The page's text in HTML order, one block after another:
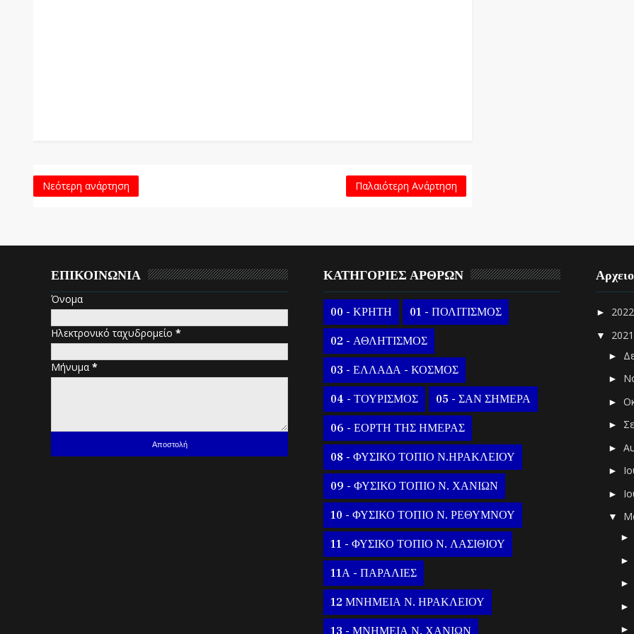
Νεότερη ανάρτηση Παλαιότερη Ανάρτηση
ΕΠΙΚΟΙΝΩΝΙΑ
Όνομα
Ηλεκτρονικό ταχυδρομείο *
Μήνυμα *
ΚΑΤΗΓΟΡΙΕΣ ΑΡΘΡΩΝ
00 - ΚΡΗΤΗ 01 - ΠΟΛΙΤΙΣΜΟΣ
02 - ΑΘΛΗΤΙΣΜΟΣ
03 - ΕΛΛΑΔΑ - ΚΟΣΜΟΣ
04 - ΤΟΥΡΙΣΜΟΣ 05 - ΣΑΝ ΣΗΜΕΡΑ
06 - ΕΟΡΤΗ ΤΗΣ ΗΜΕΡΑΣ
08 - ΦΥΣΙΚΟ ΤΟΠΙΟ Ν.ΗΡΑΚΛΕΙΟΥ
09 - ΦΥΣΙΚΟ ΤΟΠΙΟ Ν. ΧΑΝΙΩΝ
10 - ΦΥΣΙΚΟ ΤΟΠΙΟ Ν. ΡΕΘΥΜΝΟΥ
11 - ΦΥΣΙΚΟ ΤΟΠΙΟ Ν. ΛΑΣΙΘΙΟΥ
11Α - ΠΑΡΑΛΙΕΣ
12 ΜΝΗΜΕΙΑ Ν. ΗΡΑΚΛΕΙΟΥ
13 - ΜΝΗΜΕΙΑ Ν. ΧΑΝΙΩΝ
► 2022
▼ 2021
►
►
►
►
►
►
►
▼
►
►
►
►
►